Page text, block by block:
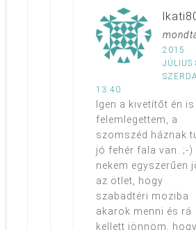
2015.
JÚLIUS
13:40
Igen a kivetítőt én is
felemlegettem, a
szomszéd háznak
jó fehér fala van. ;-)
nekem egyszerűen
az ötlet, hogy
szabadtéri moziba
akarok menni és rá
kellett jönnöm, hogy